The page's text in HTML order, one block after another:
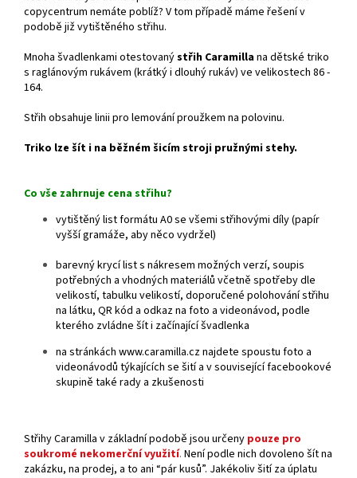
copycentrum nemáte poblíž? V tom případě máme řešení v
podobě již vytištěného střihu.
Mnoha švadlenkami otestovanýstřih Caramillana dětské triko
s raglánovým rukávem (krátký i dlouhý rukáv) ve velikostech 86 -
164.
Střih obsahuje linii pro lemování proužkem na polovinu.
Triko lze šít i na běžném šicím stroji pružnými stehy.
Co vše zahrnuje cena střihu?
vytištěný list formátu A0 se všemi střihovými díly (papír
vyšší gramáže, aby něco vydržel)
barevný krycí list s nákresem možných verzí, soupis
potřebných a vhodných materiálů včetně spotřeby dle
velikostí, tabulku velikostí, doporučené polohování střihu
na látku, QR kód a odkaz na foto a videonávod, podle
kterého zvládne šít i začínající švadlenka
na stránkách www.caramilla.cz najdete spoustu foto a
videonávodů týkajících se šití a v související facebookové
skupině také rady a zkušenosti
Střihy Caramilla v základní podobě jsou určeny pouze pro
soukromé nekomerční využití. Není podle nich dovoleno šít na
zakázku, na prodej, a to ani “pár kusů”. Jakékoliv šití za úplatu